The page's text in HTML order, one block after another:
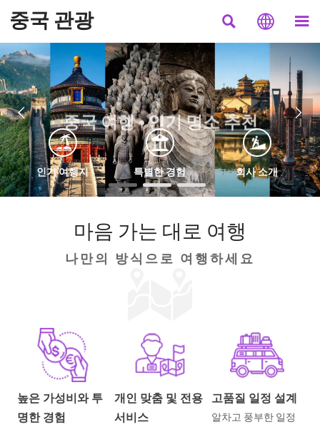
중국 관광   
중국 여행 • 인기 명소 추천
인기 여행지 특별한 경험 회사 소개
 
마음 가는 대로 여행
나만의 방식으로 여행하세요
높은 가성비와 투
명한 경험
개인 맞춤 및 전용
서비스
고품질 일정 설계
알차고 풍부한 일정